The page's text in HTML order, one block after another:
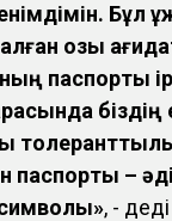
Бұл
озық
паспорты
біздің
паспорты –
, -